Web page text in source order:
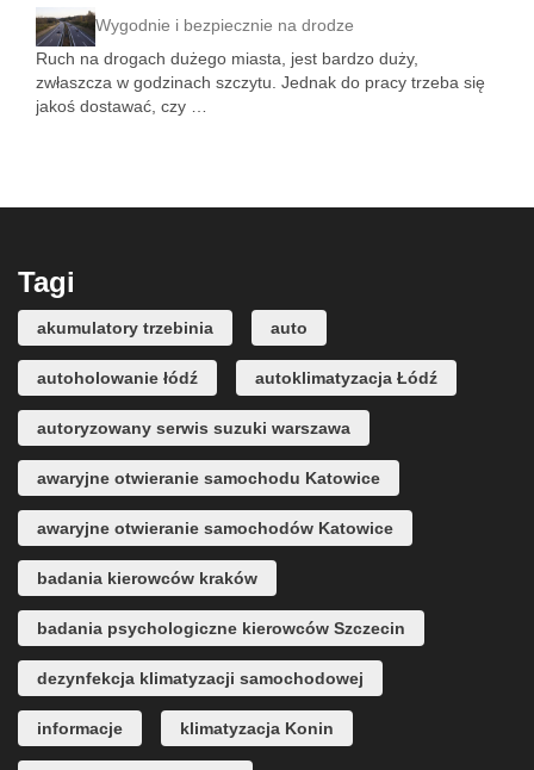
Wygodnie i bezpiecznie na drodze
Ruch na drogach dużego miasta, jest bardzo duży,
zwłaszcza w godzinach szczytu. Jednak do pracy trzeba się
jakoś dostawać, czy …
Tagi
akumulatory trzebinia auto
autoholowanie łódź autoklimatyzacja Łódź
autoryzowany serwis suzuki warszawa
awaryjne otwieranie samochodu Katowice
awaryjne otwieranie samochodów Katowice
badania kierowców kraków
badania psychologiczne kierowców Szczecin
dezynfekcja klimatyzacji samochodowej
informacje klimatyzacja Konin